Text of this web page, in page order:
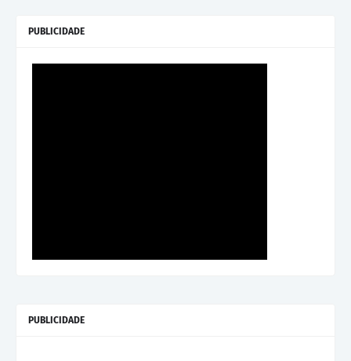
PUBLICIDADE
PUBLICIDADE